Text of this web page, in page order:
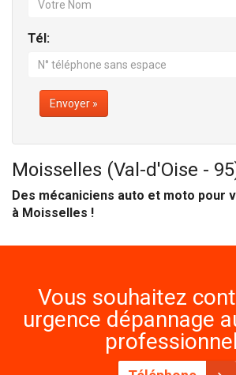
Tél:
Envoyer »
Moisselles (Val-d'Oise -
Des mécaniciens auto et moto pour
à Moisselles !
Vous souhaitez
urgence dépannage